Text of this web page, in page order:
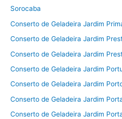
Sorocaba
Conserto de Geladeira Jardim
Conserto de Geladeira Jardim
Conserto de Geladeira Jardim
Conserto de Geladeira Jardim
Conserto de Geladeira Jardim
Conserto de Geladeira Jardim
Conserto de Geladeira Jardim